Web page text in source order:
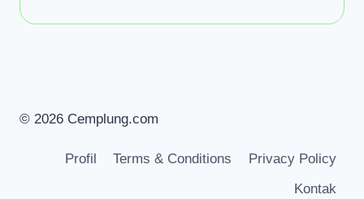
© 2026 Cemplung.com
Profil Terms & Conditions
Privacy Policy
Kontak